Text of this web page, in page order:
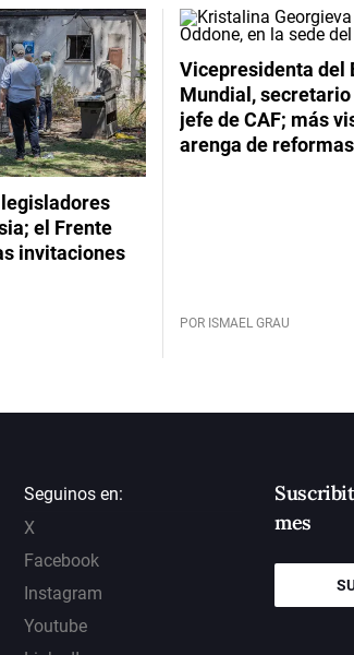
el Frente
invitaciones
Vicepresidenta del
Mundial, secretario
jefe de CAF; más
arenga de reformas
POR ISMAEL GRAU
Seguinos en:
X
Facebook
Instagram
Youtube
mes